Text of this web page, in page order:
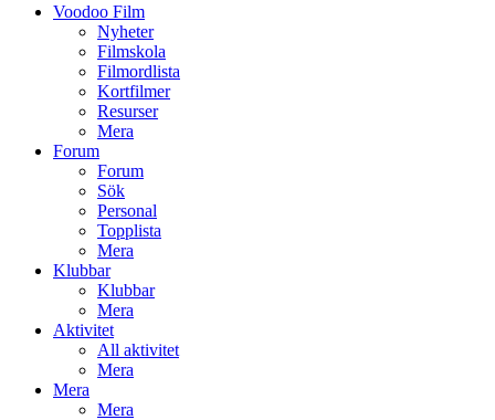
Voodoo Film
Nyheter
Filmskola
Filmordlista
Kortfilmer
Resurser
Mera
Forum
Forum
Sök
Personal
Topplista
Mera
Klubbar
Klubbar
Mera
Aktivitet
All aktivitet
Mera
Mera
Mera